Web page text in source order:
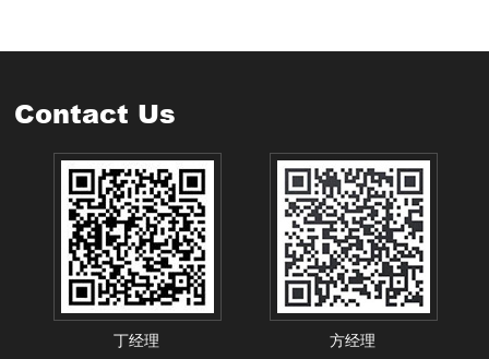
Contact Us
丁经理 方经理